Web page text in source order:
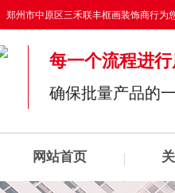
郑州市中原区三禾联丰框画装饰商行为
每一个流程进
确保批量产品的
网站首页